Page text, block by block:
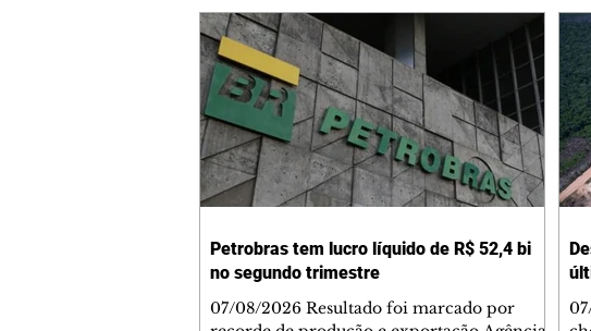
Petrobras tem lucro líquido de R$ 52,4 bi
no segundo trimestre
07/08/2026 Resultado foi marcado por